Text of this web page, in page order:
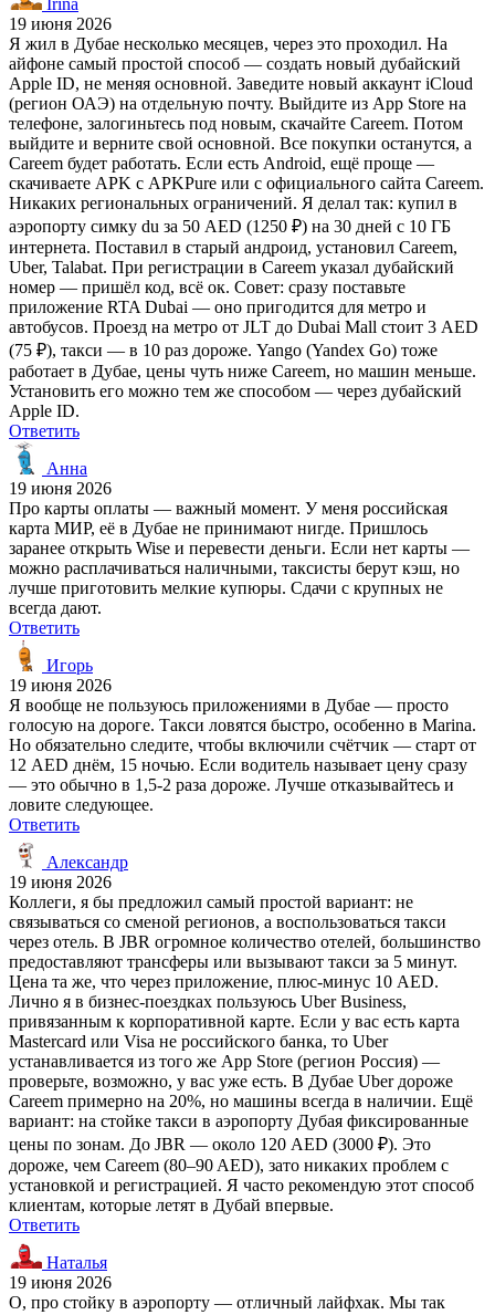
19 июня 2026
Я жил в Дубае несколько месяцев, через это проходил. На
айфоне самый простой способ — создать новый дубайский
Apple ID, не меняя основной. Заведите новый аккаунт iCloud
(регион ОАЭ) на отдельную почту. Выйдите из App Store на
телефоне, залогиньтесь под новым, скачайте Careem. Потом
выйдите и верните свой основной. Все покупки останутся, а
Careem будет работать. Если есть Android, ещё проще —
скачиваете APK с APKPure или с официального сайта Careem.
Никаких региональных ограничений. Я делал так: купил в
аэропорту симку du за 50 AED (1250 ₽) на 30 дней с 10 ГБ
интернета. Поставил в старый андроид, установил Careem,
Uber, Talabat. При регистрации в Careem указал дубайский
номер — пришёл код, всё ок. Совет: сразу поставьте
приложение RTA Dubai — оно пригодится для метро и
автобусов. Проезд на метро от JLT до Dubai Mall стоит 3 AED
(75 ₽), такси — в 10 раз дороже. Yango (Yandex Go) тоже
работает в Дубае, цены чуть ниже Careem, но машин меньше.
Установить его можно тем же способом — через дубайский
Apple ID.
Ответить
Анна
19 июня 2026
Про карты оплаты — важный момент. У меня российская
карта МИР, её в Дубае не принимают нигде. Пришлось
заранее открыть Wise и перевести деньги. Если нет карты —
можно расплачиваться наличными, таксисты берут кэш, но
лучше приготовить мелкие купюры. Сдачи с крупных не
всегда дают.
Ответить
Игорь
19 июня 2026
Я вообще не пользуюсь приложениями в Дубае — просто
голосую на дороге. Такси ловятся быстро, особенно в Marina.
Но обязательно следите, чтобы включили счётчик — старт от
12 AED днём, 15 ночью. Если водитель называет цену сразу
— это обычно в 1,5-2 раза дороже. Лучше отказывайтесь и
ловите следующее.
Ответить
Александр
19 июня 2026
Коллеги, я бы предложил самый простой вариант: не
связываться со сменой регионов, а воспользоваться такси
через отель. В JBR огромное количество отелей, большинство
предоставляют трансферы или вызывают такси за 5 минут.
Цена та же, что через приложение, плюс-минус 10 AED.
Лично я в бизнес-поездках пользуюсь Uber Business,
привязанным к корпоративной карте. Если у вас есть карта
Mastercard или Visa не российского банка, то Uber
устанавливается из того же App Store (регион Россия) —
проверьте, возможно, у вас уже есть. В Дубае Uber дороже
Careem примерно на 20%, но машины всегда в наличии. Ещё
вариант: на стойке такси в аэропорту Дубая фиксированные
цены по зонам. До JBR — около 120 AED (3000 ₽). Это
дороже, чем Careem (80–90 AED), зато никаких проблем с
установкой и регистрацией. Я часто рекомендую этот способ
клиентам, которые летят в Дубай впервые.
Ответить
Наталья
19 июня 2026
О, про стойку в аэропорту — отличный лайфхак. Мы так